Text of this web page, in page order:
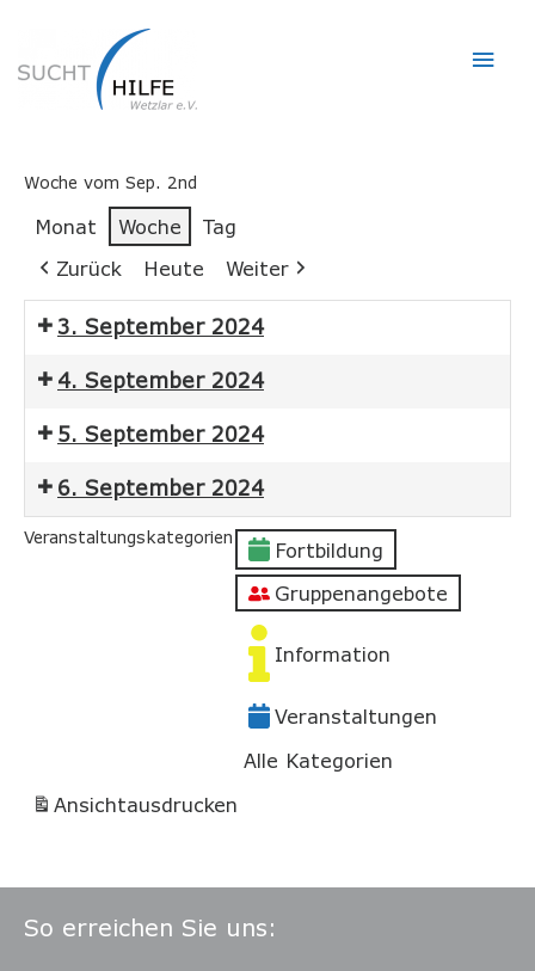
Woche vom Sep. 2nd
Monat Woche
Tag
Zurück
Heute Weiter
3. September 2024
4. September 2024
5. September 2024
6. September 2024
Veranstaltungskategorien
Fortbildung
Gruppenangebote
Information
Veranstaltungen
Alle Kategorien
Ansichtausdrucken
So erreichen Sie uns: